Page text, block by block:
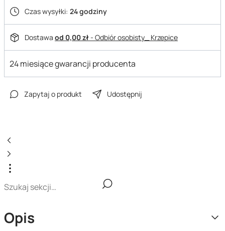
Czas wysyłki: 24 godziny
Dostawa od 0,00 zł- Odbiór osobisty_ Krzepice
24 miesiące gwarancji producenta
Zapytaj o produkt Udostępnij
Opis